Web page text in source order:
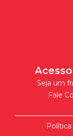
Seja um
Fale